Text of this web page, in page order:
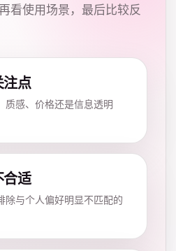
看使用场景，最后比较反
点
质感、价格还是信息透明
适
除与个人偏好明显不匹配的